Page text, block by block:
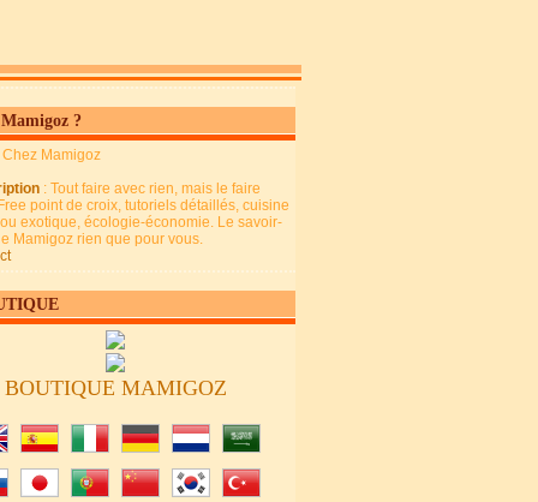
?
Chez Mamigoz
: Tout faire avec rien, mais le faire
point de croix, tutoriels détaillés, cuisine
exotique, écologie-économie. Le savoir-
Mamigoz rien que pour vous.
BOUTIQUE MAMIGOZ